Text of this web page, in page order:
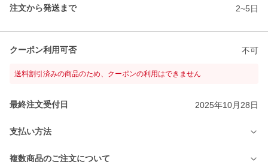
注文から発送まで 2~5日
クーポン利用可否 不可
送料割引済みの商品のため、クーポンの利用はできません
最終注文受付日 2025年10月28日
支払い方法
複数商品のご注文について